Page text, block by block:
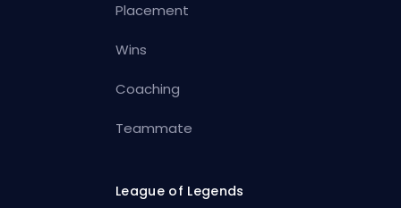
Placement
Wins
Coaching
Teammate
League of Legends